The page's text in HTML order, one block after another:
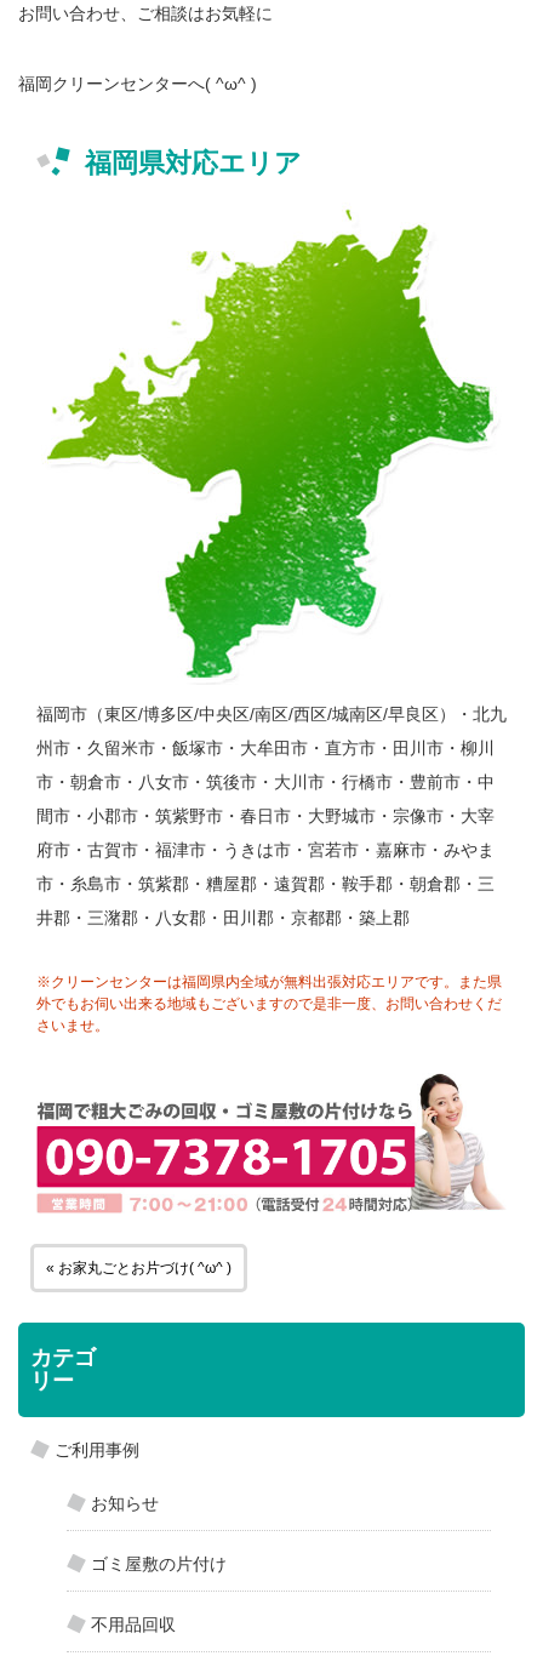
お問い合わせ、ご相談はお気軽に
福岡クリーンセンターへ( ^ω^ )
福岡県対応エリア
福岡市（東区/博多区/中央区/南区/西区/城南区/早良区）・北九
州市・久留米市・飯塚市・大牟田市・直方市・田川市・柳川
市・朝倉市・八女市・筑後市・大川市・行橋市・豊前市・中
間市・小郡市・筑紫野市・春日市・大野城市・宗像市・大宰
府市・古賀市・福津市・うきは市・宮若市・嘉麻市・みやま
市・糸島市・筑紫郡・糟屋郡・遠賀郡・鞍手郡・朝倉郡・三
井郡・三潴郡・八女郡・田川郡・京都郡・築上郡
※クリーンセンターは福岡県内全域が無料出張対応エリアです。また県
外でもお伺い出来る地域もございますので是非一度、お問い合わせくだ
さいませ。
« お家丸ごとお片づけ( ^ω^ )
カテゴ
リー
ご利用事例
お知らせ
ゴミ屋敷の片付け
不用品回収